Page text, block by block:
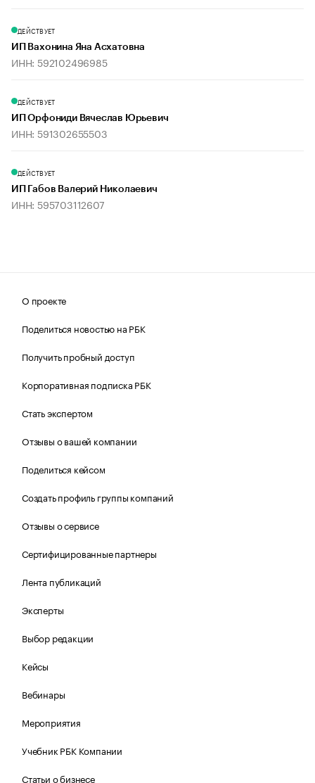
ДЕЙСТВУЕТ
ИП Вахонина Яна Асхатовна
ИНН: 592102496985
ДЕЙСТВУЕТ
ИП Орфониди Вячеслав Юрьевич
ИНН: 591302655503
ДЕЙСТВУЕТ
ИП Габов Валерий Николаевич
ИНН: 595703112607
О проекте
Поделиться новостью на РБК
Получить пробный доступ
Корпоративная подписка РБК
Стать экспертом
Отзывы о вашей компании
Поделиться кейсом
Создать профиль группы компаний
Отзывы о сервисе
Сертифицированные партнеры
Лента публикаций
Эксперты
Выбор редакции
Кейсы
Вебинары
Мероприятия
Учебник РБК Компании
Статьи о бизнесе